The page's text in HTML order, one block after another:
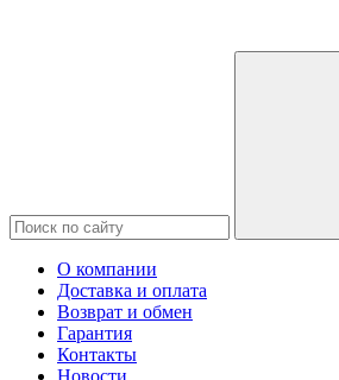
О компании
Доставка и оплата
Возврат и обмен
Гарантия
Контакты
Новости